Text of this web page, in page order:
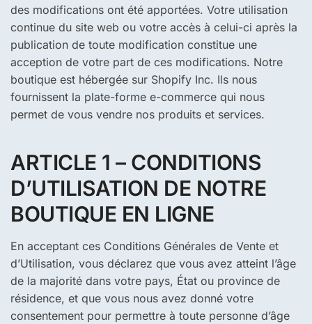
des modifications ont été apportées. Votre utilisation
continue du site web ou votre accès à celui-ci après la
publication de toute modification constitue une
acception de votre part de ces modifications. Notre
boutique est hébergée sur Shopify Inc. Ils nous
fournissent la plate-forme e-commerce qui nous
permet de vous vendre nos produits et services.
ARTICLE 1 – CONDITIONS
D’UTILISATION DE NOTRE
BOUTIQUE EN LIGNE
En acceptant ces Conditions Générales de Vente et
d’Utilisation, vous déclarez que vous avez atteint l’âge
de la majorité dans votre pays, État ou province de
résidence, et que vous nous avez donné votre
consentement pour permettre à toute personne d’âge